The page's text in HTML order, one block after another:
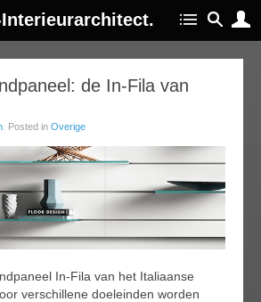
de In-Fila van
. Posted in Overige
In-Fila van het Italiaanse
verschillene doeleinden worden